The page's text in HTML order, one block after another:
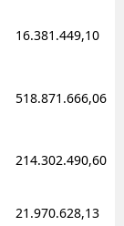
16.381.449,10
518.871.666,06
214.302.490,60
21.970.628,13